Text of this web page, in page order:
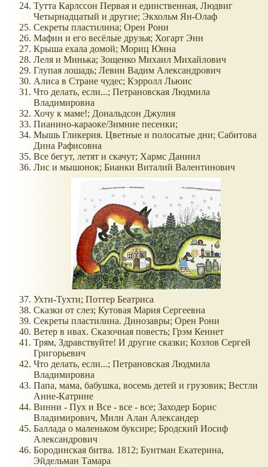
Тутта Карлссон Первая и единственная, Людвиг
Четырнадцатый и другие; Экхольм Ян-Олаф
Секреты пластилина; Орен Рони
Мафин и его весёлые друзья; Хогарт Энн
Крыша ехала домой; Мориц Юнна
Леля и Минька; Зощенко Михаил Михайлович
Глупая лошадь; Левин Вадим Александрович
Алиса в Стране чудес; Кэрролл Льюис
Что делать, если...; Петрановская Людмила
Владимировна
Хочу к маме!; Дональдсон Джулия
Пианино-караоке/Зимние песенки;
Мышь Гликерия. Цветные и полосатые дни; Сабитова
Дина Рафисовна
Все бегут, летят и скачут; Хармс Даниил
Лис и мышонок; Бианки Виталий Валентинович
Ухти-Тухти; Поттер Беатриса
Сказки от слез; Кутовая Мария Сергеевна
Секреты пластилина. Динозавры; Орен Рони
Ветер в ивах. Сказочная повесть; Грэм Кеннет
Трям, Здравствуйте! И другие сказки; Козлов Сергей
Григорьевич
Что делать, если...; Петрановская Людмила
Владимировна
Папа, мама, бабушка, восемь детей и грузовик; Вестли
Анне-Катрине
Винни - Пух и Все - все - все; Заходер Борис
Владимирович, Милн Алан Александер
Баллада о маленьком буксире; Бродский Иосиф
Александрович
Бородинская битва. 1812; Бунтман Екатерина,
Эйдельман Тамара